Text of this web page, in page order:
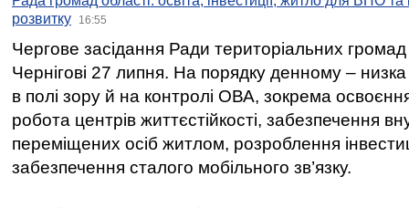
розвитку
16:55
Чергове засідання Ради територіальних громад
Чернігові 27 липня. На порядку денному –
в полі зору й на контролі ОВА, зокрема освоєння
робота центрів життєстійкості, забезпечення
переміщених осіб житлом, розроблення
забезпечення сталого мобільного зв’язку.